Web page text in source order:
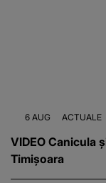
6 AUG ACTUALE
VIDEO Canicula
Timișoara